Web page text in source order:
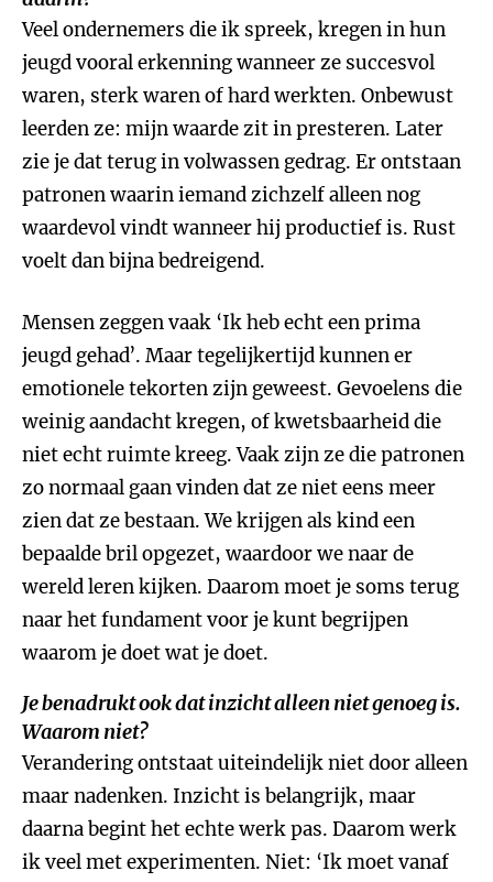
Veel ondernemers die ik spreek, kregen in hun
jeugd vooral erkenning wanneer ze succesvol
waren, sterk waren of hard werkten. Onbewust
leerden ze: mijn waarde zit in presteren. Later
zie je dat terug in volwassen gedrag. Er ontstaan
patronen waarin iemand zichzelf alleen nog
waardevol vindt wanneer hij productief is. Rust
voelt dan bijna bedreigend.
Mensen zeggen vaak ‘Ik heb echt een prima
jeugd gehad’. Maar tegelijkertijd kunnen er
emotionele tekorten zijn geweest. Gevoelens die
weinig aandacht kregen, of kwetsbaarheid die
niet echt ruimte kreeg. Vaak zijn ze die patronen
zo normaal gaan vinden dat ze niet eens meer
zien dat ze bestaan. We krijgen als kind een
bepaalde bril opgezet, waardoor we naar de
wereld leren kijken. Daarom moet je soms terug
naar het fundament voor je kunt begrijpen
waarom je doet wat je doet.
Je benadrukt ook dat inzicht alleen niet genoeg is.
Waarom niet?
Verandering ontstaat uiteindelijk niet door alleen
maar nadenken. Inzicht is belangrijk, maar
daarna begint het echte werk pas. Daarom werk
ik veel met experimenten. Niet: ‘Ik moet vanaf